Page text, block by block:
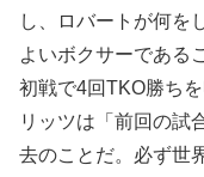
し、ロバートが何を
よいボクサーである
初戦で4回TKO勝ち
リッツは「前回の試
去のことだ。必ず世